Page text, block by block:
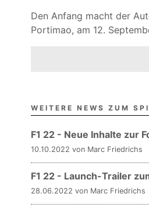
Den Anfang macht der
Portimao, am 12.
WEITERE NEWS ZUM
F1 22 - Neue Inhalte zur
10.10.2022 von Marc Friedrichs
F1 22 - Launch-Trailer
28.06.2022 von Marc Friedrichs